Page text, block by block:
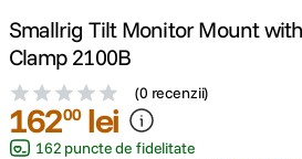
. peak design
lavaliera
6. canon sx740 hs
Smallrig Tilt Monitor Mount
Clamp 2100B
(0 recenzii)
16200 lei
162 puncte de fidelitate